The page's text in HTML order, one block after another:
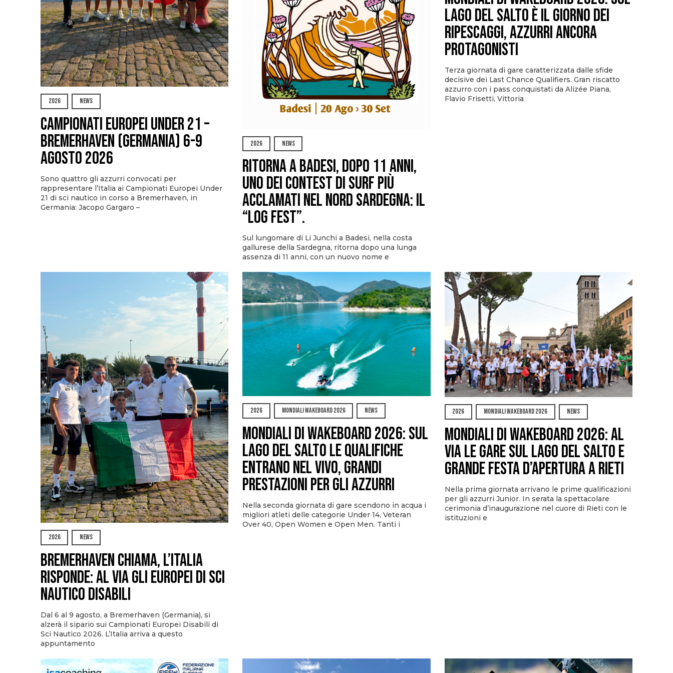
2026 NEWS
Campionati Europei Under 21 –
Bremerhaven (Germania) 6-9
agosto 2026
Sono quattro gli azzurri convocati per
rappresentare l’Italia ai Campionati Europei Under
21 di sci nautico in corso a Bremerhaven, in
Germania: Jacopo Gargaro –
2026 NEWS
Ritorna a Badesi, dopo 11 anni,
uno dei contest di surf più
acclamati nel nord Sardegna: il
“Log Fest”.
Sul lungomare di Li Junchi a Badesi, nella costa
gallurese della Sardegna, ritorna dopo una lunga
assenza di 11 anni, con un nuovo nome e
Lago del Salto è il giorno dei
ripescaggi, azzurri ancora
protagonisti
Terza giornata di gare caratterizzata dalle sfide
decisive dei Last Chance Qualifiers. Gran riscatto
azzurro con i pass conquistati da Alizée Piana,
Flavio Frisetti, Vittoria
2026 NEWS
Bremerhaven chiama, l’Italia
risponde: al via gli Europei di Sci
Nautico Disabili
Dal 6 al 9 agosto, a Bremerhaven (Germania), si
alzerà il sipario sui Campionati Europei Disabili di
Sci Nautico 2026. L’Italia arriva a questo
appuntamento
2026 MONDIALI WAKEBOARD 2026 NEWS
Mondiali di Wakeboard 2026: sul
Lago del Salto le qualifiche
entrano nel vivo, grandi
prestazioni per gli azzurri
Nella seconda giornata di gare scendono in acqua i
migliori atleti delle categorie Under 14, Veteran
Over 40, Open Women e Open Men. Tanti i
2026 MONDIALI WAKEBOARD 2026 NEWS
Mondiali di Wakeboard 2026: al
via le gare sul Lago del Salto e
grande festa d’apertura a Rieti
Nella prima giornata arrivano le prime qualificazioni
per gli azzurri Junior. In serata la spettacolare
cerimonia d’inaugurazione nel cuore di Rieti con le
istituzioni e